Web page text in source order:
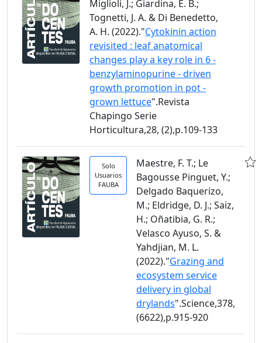
Miglioli, J.; Giardina, E. B.;
Tognetti, J. A. & Di Benedetto,
A. H. (2022)."Cytokinin action
revisited : leaf anatomical
changes play a key role in 6 -
benzylaminopurine - driven
growth promotion in pot -
grown lettuce".Revista
Chapingo Serie
Horticultura,28, (2),p.109-133
Solo
Usuarios
FAUBA
Maestre, F. T.; Le
Bagousse Pinguet, Y.;
Delgado Baquerizo,
M.; Eldridge, D. J.; Saiz,
H.; Oñatibia, G. R.;
Velasco Ayuso, S. &
Yahdjian, M. L.
(2022)."Grazing and
ecosystem service
delivery in global
drylands".Science,378,
(6622),p.915-920